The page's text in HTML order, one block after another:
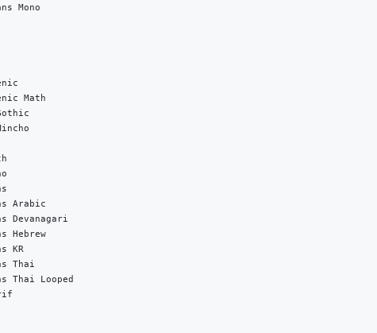
Mono
Math
Arabic
Devanagari
Hebrew
KR
Thai
Thai Looped